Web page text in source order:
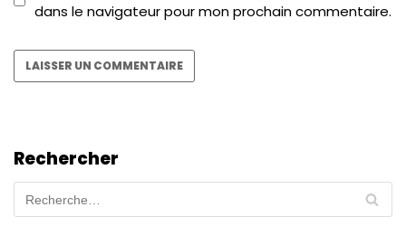
dans le navigateur pour mon prochain commentaire.
Rechercher